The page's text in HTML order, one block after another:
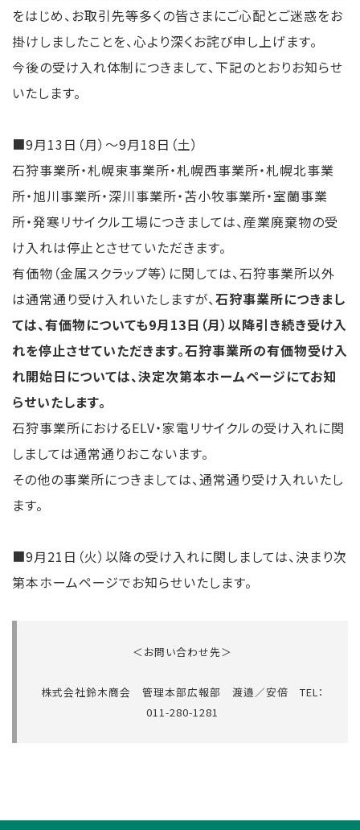
ス
をはじめ、お取引先等多くの皆さまにご心配とご迷惑をお
掛けしましたことを、心より深くお詫び申し上げます。
今後の受け入れ体制につきまして、下記のとおりお知らせ
いたします。
■9月13日（月）～9月18日（土）
石狩事業所・札幌東事業所・札幌西事業所・札幌北事業
所・旭川事業所・深川事業所・苫小牧事業所・室蘭事業
所・発寒リサイクル工場につきましては、産業廃棄物の受
け入れは停止とさせていただきます。
有価物（金属スクラップ等）に関しては、石狩事業所以外
は通常通り受け入れいたしますが、石狩事業所につきまし
ては、有価物についても9月13日（月）以降引き続き受け入
れを停止させていただきます。石狩事業所の有価物受け入
れ開始日については、決定次第本ホームページにてお知
らせいたします。
石狩事業所におけるELV・家電リサイクルの受け入れに関
しましては通常通りおこないます。
その他の事業所につきましては、通常通り受け入れいたし
ます。
■9月21日（火）以降の受け入れに関しましては、決まり次
第本ホームページでお知らせいたします。
＜お問い合わせ先＞
株式会社鈴木商会 管理本部広報部 渡邉／安倍 TEL：
011-280-1281